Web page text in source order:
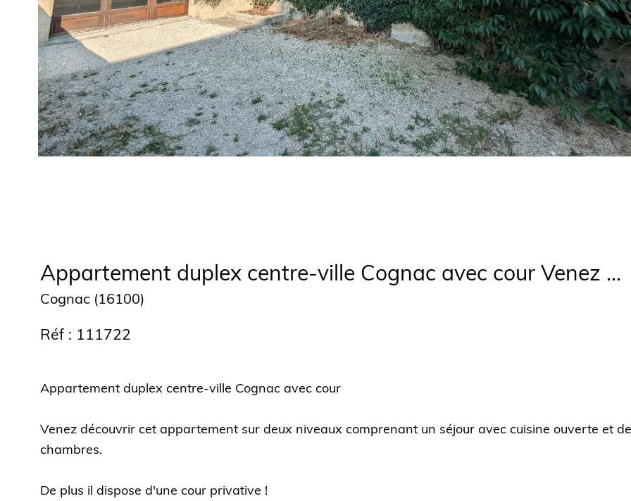
Appartement duplex centre-ville Cognac avec cour Venez ...
Cognac (16100)
Réf : 111722
Appartement duplex centre-ville Cognac avec cour
Venez découvrir cet appartement sur deux niveaux comprenant un séjour avec cuisine ouverte et
chambres.
De plus il dispose d'une cour privative !